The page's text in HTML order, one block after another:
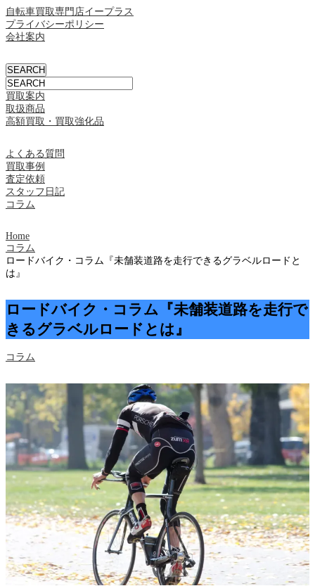
自転車買取専門店イープラス
プライバシーポリシー
会社案内
買取案内
取扱商品
高額買取・買取強化品
よくある質問
買取事例
査定依頼
スタッフ日記
コラム
Home
コラム
ロードバイク・コラム『未舗装道路を走行できるグラベルロードと
は』
ロードバイク・コラム『未舗装道路を走行で
きるグラベルロードとは』
コラム